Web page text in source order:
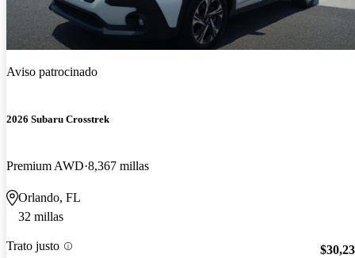
Aviso patrocinado
2026 Subaru Crosstrek
Premium AWD 8,367 millas
Orlando, FL
32 millas
Trato justo